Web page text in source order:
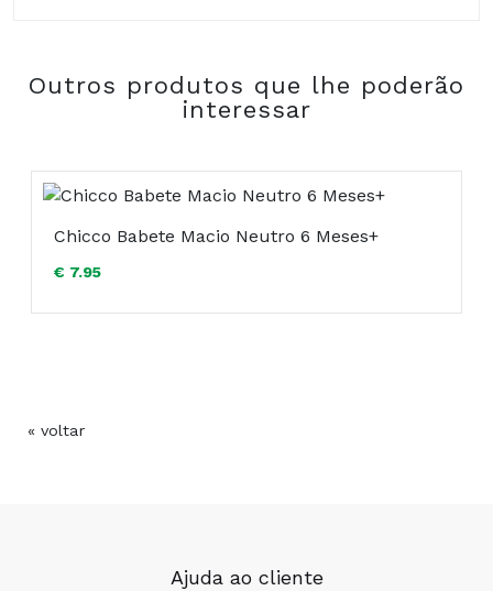
Outros produtos que lhe poderão
interessar
Chicco Babete Macio Neutro 6 Meses+
€ 7.95
« voltar
Ajuda ao cliente